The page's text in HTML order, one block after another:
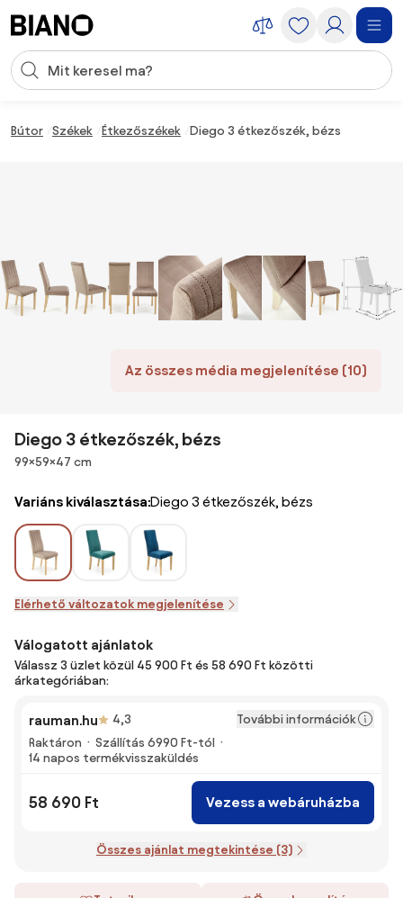
Keresési bevitel
Bútor Székek Étkezőszékek Diego 3 étkezőszék, bézs
Az összes média megjelenítése (10)
Diego 3 étkezőszék, bézs
Méretek
99×59×47 cm
Variáns kiválasztása:Diego 3 étkezőszék, bézs
Elérhető változatok megjelenítése
Válogatott ajánlatok
Válassz 3 üzlet közül 45 900 Ft és 58 690 Ft közötti
árkategóriában:
rauman.hu 4,3
További információk
Raktáron
Szállítás 6990 Ft-tól
14 napos termékvisszaküldés
58 690 Ft Vezess a webáruházba
Összes ajánlat megtekintése (3)